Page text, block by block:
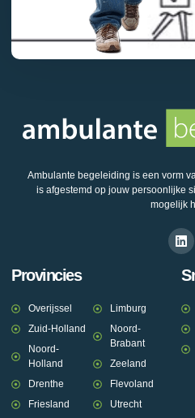
Ambulante begeleiding is een vorm
is afgestemd op jouw persoonlijke
mogelijk
Provincies
Overijssel
Zuid-Holland
Noord-
Holland
Drenthe
Friesland
Limburg
Noord-
Brabant
Zeeland
Flevoland
Utrecht